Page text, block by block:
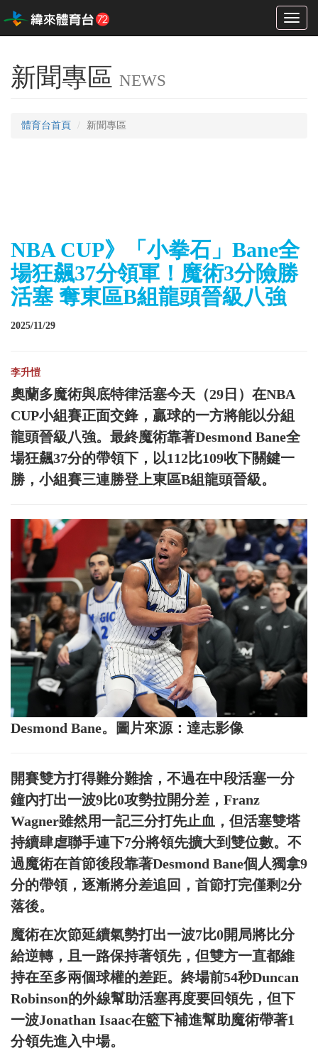
Toggle
新聞專區 NEWS
體育台首頁 新聞專區
NBA CUP》「小拳石」Bane全
場狂飆37分領軍！魔術3分險勝
活塞 奪東區B組龍頭晉級八強
2025/11/29
李升愷
奧蘭多魔術與底特律活塞今天（29日）在NBA
CUP小組賽正面交鋒，贏球的一方將能以分組
龍頭晉級八強。最終魔術靠著Desmond Bane全
場狂飆37分的帶領下，以112比109收下關鍵一
勝，小組賽三連勝登上東區B組龍頭晉級。
Desmond Bane。圖片來源：達志影像
開賽雙方打得難分難捨，不過在中段活塞一分
鐘內打出一波9比0攻勢拉開分差，Franz
Wagner雖然用一記三分打先止血，但活塞雙塔
持續肆虐聯手連下7分將領先擴大到雙位數。不
過魔術在首節後段靠著Desmond Bane個人獨拿9
分的帶領，逐漸將分差追回，首節打完僅剩2分
落後。
魔術在次節延續氣勢打出一波7比0開局將比分
給逆轉，且一路保持著領先，但雙方一直都維
持在至多兩個球權的差距。終場前54秒Duncan
Robinson的外線幫助活塞再度要回領先，但下
一波Jonathan Isaac在籃下補進幫助魔術帶著1
分領先進入中場。